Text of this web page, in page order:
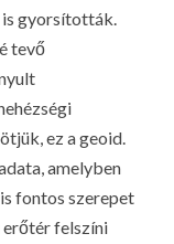
gyorsították.
tevő
ez a geoid.
amelyben
fontos szerepet
erőtér felszíni